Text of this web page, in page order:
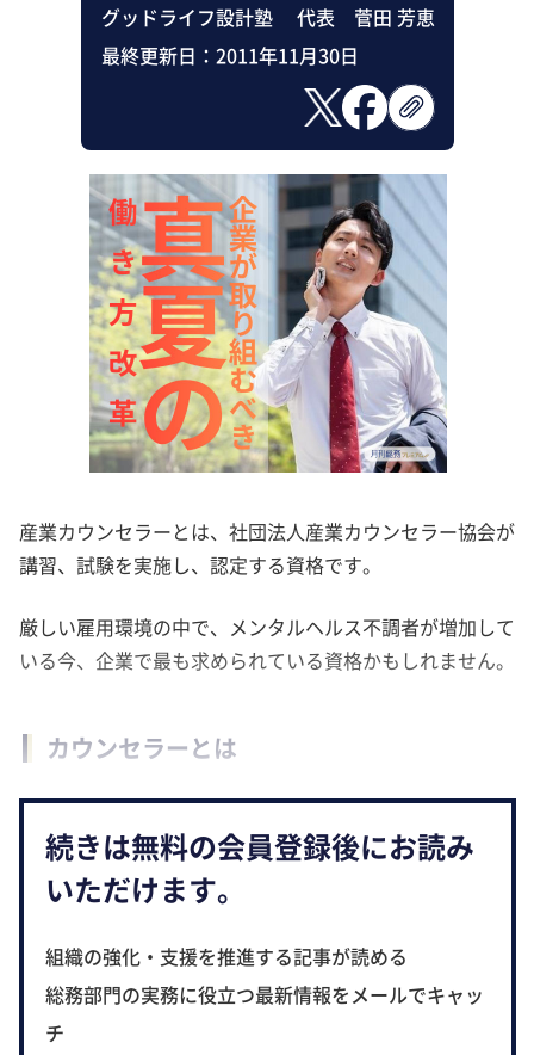
グッドライフ設計塾 代表 菅田 芳恵
最終更新日： 2011年11月30日
産業カウンセラーとは、社団法人産業カウンセラー協会が
講習、試験を実施し、認定する資格です。
厳しい雇用環境の中で、メンタルヘルス不調者が増加して
いる今、企業で最も求められている資格かもしれません。
カウンセラーとは
続きは無料の会員登録後にお読み
いただけます。
組織の強化・支援を推進する記事が読める
総務部門の実務に役立つ最新情報をメールでキャッ
チ